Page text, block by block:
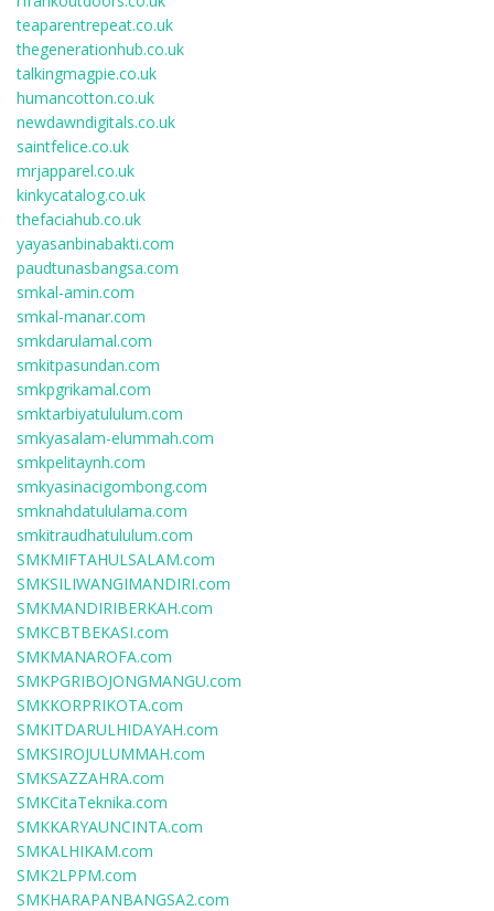
teaparentrepeat.co.uk
thegenerationhub.co.uk
talkingmagpie.co.uk
humancotton.co.uk
newdawndigitals.co.uk
saintfelice.co.uk
mrjapparel.co.uk
kinkycatalog.co.uk
thefaciahub.co.uk
yayasanbinabakti.com
paudtunasbangsa.com
smkal-amin.com
smkal-manar.com
smkdarulamal.com
smkitpasundan.com
smkpgrikamal.com
smktarbiyatululum.com
smkyasalam-elummah.com
smkpelitaynh.com
smkyasinacigombong.com
smknahdatululama.com
smkitraudhatululum.com
SMKMIFTAHULSALAM.com
SMKSILIWANGIMANDIRI.com
SMKMANDIRIBERKAH.com
SMKCBTBEKASI.com
SMKMANAROFA.com
SMKPGRIBOJONGMANGU.com
SMKKORPRIKOTA.com
SMKITDARULHIDAYAH.com
SMKSIROJULUMMAH.com
SMKSAZZAHRA.com
SMKCitaTeknika.com
SMKKARYAUNCINTA.com
SMKALHIKAM.com
SMK2LPPM.com
SMKHARAPANBANGSA2.com